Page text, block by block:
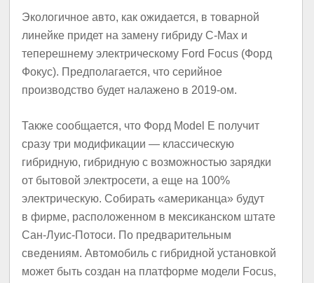
Экологичное авто, как ожидается, в товарной
линейке придет на замену гибриду C-Max и
теперешнему электрическому Ford Focus (Форд
Фокус). Предполагается, что серийное
производство будет налажено в 2019-ом.
Также сообщается, что Форд Model E получит
сразу три модификации — классическую
гибридную, гибридную с возможностью зарядки
от бытовой электросети, а еще на 100%
электрическую. Собирать «американца» будут
в фирме, расположенном в мексиканском штате
Сан-Луис-Потоси. По предварительным
сведениям. Автомобиль с гибридной установкой
может быть создан на платформе модели Focus,